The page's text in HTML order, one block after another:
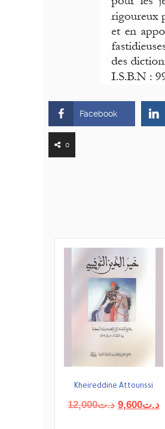
Facebook
0
Kheireddine Attounssi
د.ت12,000
Le
د.ت9,600
Le